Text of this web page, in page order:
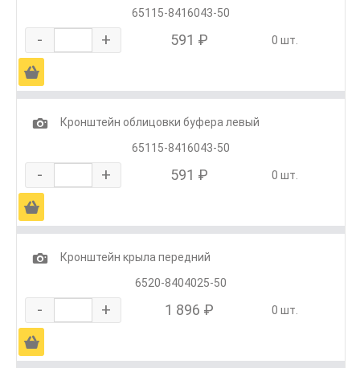
65115-8416043-50
- + 591 ₽ 0 шт.
Ä
1
Кронштейн облицовки буфера левый
65115-8416043-50
- + 591 ₽ 0 шт.
Ä
1
Кронштейн крыла передний
6520-8404025-50
- + 1 896 ₽ 0 шт.
Ä